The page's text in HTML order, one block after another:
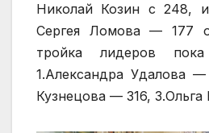
Николай Козин с 248,
Сергея Ломова — 177
тройка лидеров
1.Александра Удалова
Кузнецова — 316,